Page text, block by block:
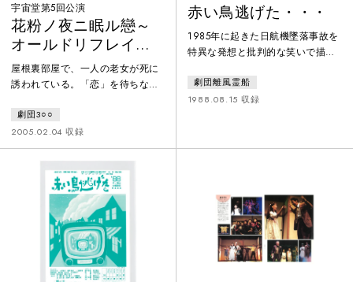
宇宙堂第5回公演
花粉ノ夜ニ眠ル戀～
オールドリフレイン
～
屋根裏部屋で、一人の老女が死に
誘われている。「恋」を待ちなが
骨化した彼女の物語たちが静かに
老女を眠りに誘う。 老女が眠り
についた途端、トランクを抱えた
男と家出の大阪少年がこの部屋に
やってくる。男はそのトランクに
「恋」を閉じ込めていた。若き日
の、叶わなかった不思議な女への
恋心。あの女はいったい誰だった
のか。 そして老女の物語が息を
吹き返す。 時は大正。苔の花粉
の舞う夜に
劇団3○○
2005.02.04 収録
赤い鳥逃げた・・・
1985年に起きた日航機墜落事故を
特異な発想と批判的な笑いで描き
こめた作品。事故から半年後に初
演。リアルな形で事故が再現され
は衝撃的で、茶の間の壁が一挙に
なる。安全な日常そのものの茶の
間が、非日常の事故現場に直結し
ていることを示す。
劇団離風霊船
1988.08.15 収録